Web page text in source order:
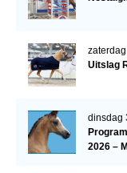
Uitslag
dinsdag
2026 –